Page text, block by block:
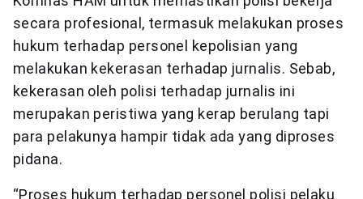
secara profesional, termasuk melakukan proses
hukum terhadap personel kepolisian yang
melakukan kekerasan terhadap jurnalis. Sebab,
kekerasan oleh polisi terhadap jurnalis ini
merupakan peristiwa yang kerap berulang tapi
para pelakunya hampir tidak ada yang diproses
pidana.
“Proses hukum terhadap personel polisi pelaku